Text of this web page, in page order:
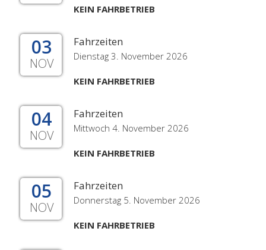
KEIN FAHRBETRIEB
03
NOV
Fahrzeiten
Dienstag 3. November 2026
KEIN FAHRBETRIEB
04
NOV
Fahrzeiten
Mittwoch 4. November 2026
KEIN FAHRBETRIEB
05
NOV
Fahrzeiten
Donnerstag 5. November 2026
KEIN FAHRBETRIEB